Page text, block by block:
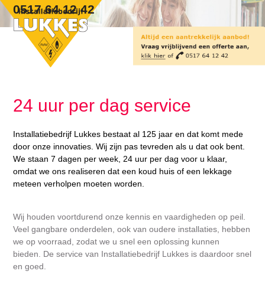
Skip
content
0517 64 12 42
Open
mobile
menu
Close
mobile
menu
24 uur per dag service
Installatiebedrijf Lukkes bestaat al 125 jaar en dat komt mede
door onze innovaties. Wij zijn pas tevreden als u dat ook bent.
We staan 7 dagen per week, 24 uur per dag voor u klaar,
omdat we ons realiseren dat een koud huis of een lekkage
meteen verholpen moeten worden.
Wij houden voortdurend onze kennis en vaardigheden op peil.
Veel gangbare onderdelen, ook van oudere installaties, hebben
we op voorraad, zodat we u snel een oplossing kunnen
bieden. De service van Installatiebedrijf Lukkes is daardoor snel
en goed.